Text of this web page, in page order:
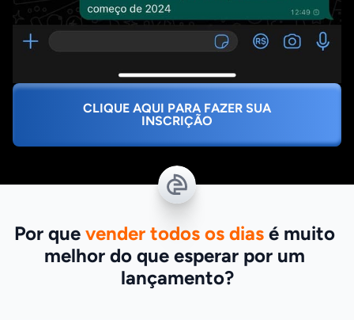
CLIQUE AQUI PARA FAZER SUA
INSCRIÇÃO
Por que vender todos os dias é muito
melhor do que esperar por um
lançamento?